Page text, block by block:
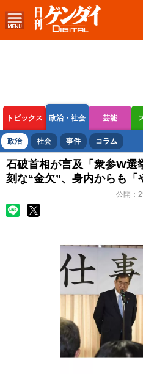
トピックス 政治・社会 芸能
ボートレース 競輪 オートレース
政治 社会 事件 コラム
石破首相が言及「衆参W
刻な“金欠”、身内からも「
公開：